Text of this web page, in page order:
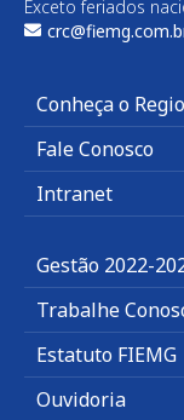
Exceto feriados
Conheça o
Fale Conosco
Intranet
Gestão 2022-
Trabalhe
Estatuto FIEMG
Ouvidoria